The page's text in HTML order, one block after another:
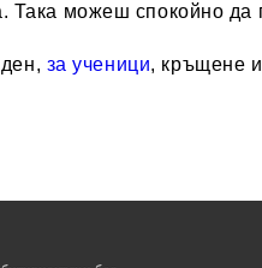
можеш спокойно да
за ученици, кръщене